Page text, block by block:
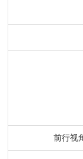
前行视